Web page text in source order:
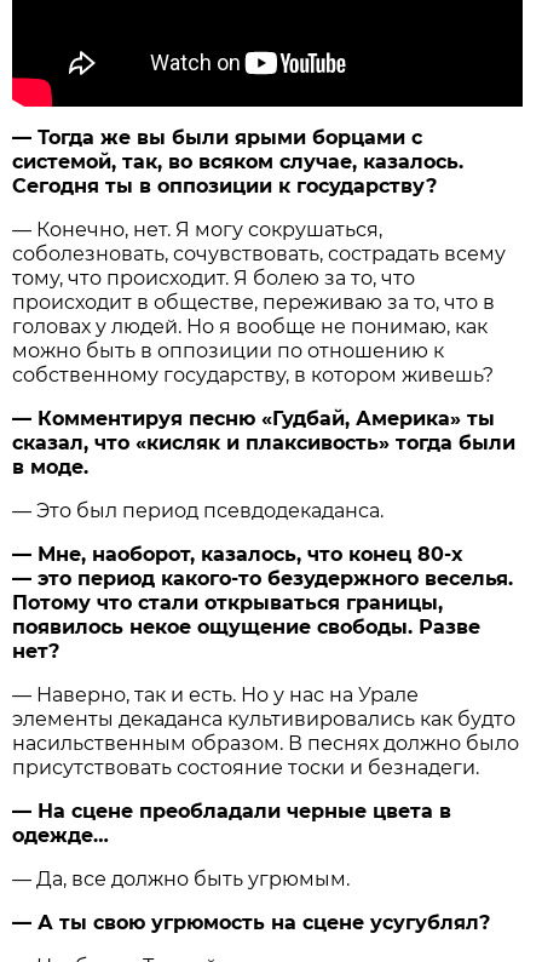
— Тогда же вы были ярыми борцами с
системой, так, во всяком случае, казалось.
Сегодня ты в оппозиции к государству?
— Конечно, нет. Я могу сокрушаться,
соболезновать, сочувствовать, сострадать всему
тому, что происходит. Я болею за то, что
происходит в обществе, переживаю за то, что в
головах у людей. Но я вообще не понимаю, как
можно быть в оппозиции по отношению к
собственному государству, в котором живешь?
— Комментируя песню «Гудбай, Америка» ты
сказал, что «кисляк и плаксивость» тогда были
в моде.
— Это был период псевдодекаданса.
— Мне, наоборот, казалось, что конец 80-х
— это период какого-то безудержного веселья.
Потому что стали открываться границы,
появилось некое ощущение свободы. Разве
нет?
— Наверно, так и есть. Но у нас на Урале
элементы декаданса культивировались как будто
насильственным образом. В песнях должно было
присутствовать состояние тоски и безнадеги.
— На сцене преобладали черные цвета в
одежде…
— Да, все должно быть угрюмым.
— А ты свою угрюмость на сцене усугублял?